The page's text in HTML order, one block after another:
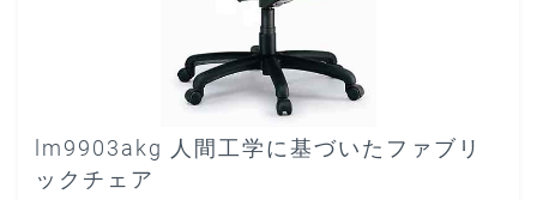
lm9903akg 人間工学に基づいたファブリ
ックチェア